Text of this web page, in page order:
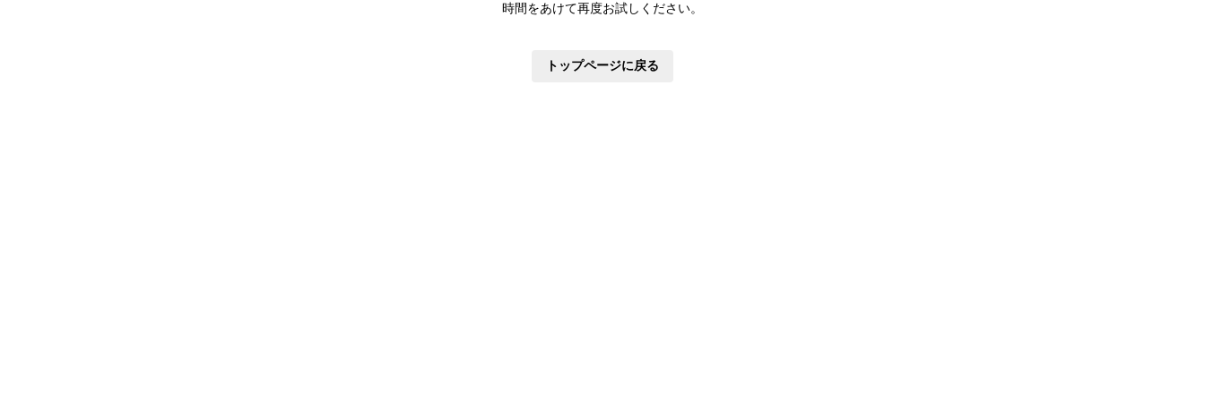
時間をあけて再度お試しください。
トップページに戻る